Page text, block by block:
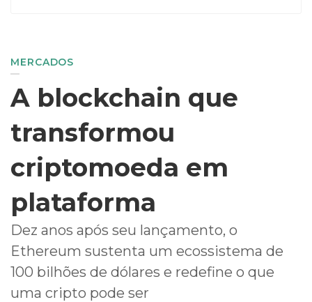
MERCADOS
A blockchain que
transformou
criptomoeda em
plataforma
Dez anos após seu lançamento, o
Ethereum sustenta um ecossistema de
100 bilhões de dólares e redefine o que
uma cripto pode ser